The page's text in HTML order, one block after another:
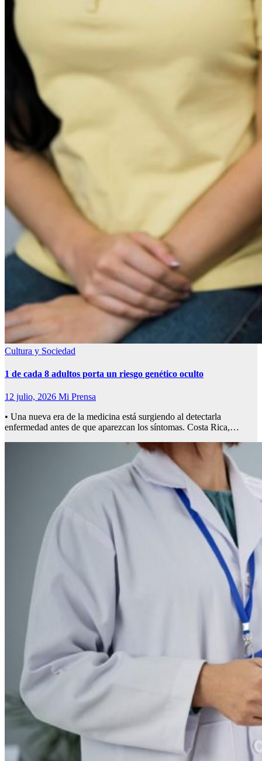
Cultura y Sociedad
1 de cada 8 adultos porta un riesgo genético oculto
12 julio, 2026 Mi Prensa
• Una nueva era de la medicina está surgiendo al detectarla
enfermedad antes de que aparezcan los síntomas. Costa Rica,…